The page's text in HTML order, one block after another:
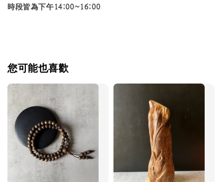
時段皆為下午14:00~16:00
您可能也喜歡